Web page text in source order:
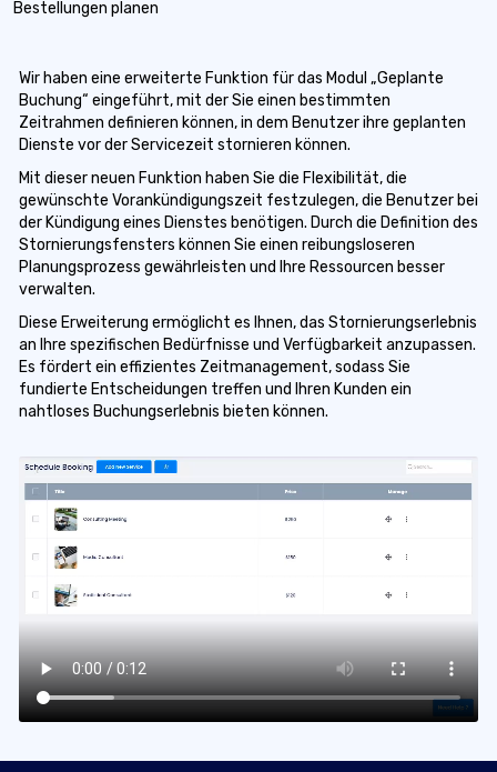
Bestellungen planen
Wir haben eine erweiterte Funktion für das Modul „Geplante
Buchung“ eingeführt, mit der Sie einen bestimmten
Zeitrahmen definieren können, in dem Benutzer ihre geplanten
Dienste vor der Servicezeit stornieren können.
Mit dieser neuen Funktion haben Sie die Flexibilität, die
gewünschte Vorankündigungszeit festzulegen, die Benutzer bei
der Kündigung eines Dienstes benötigen. Durch die Definition des
Stornierungsfensters können Sie einen reibungsloseren
Planungsprozess gewährleisten und Ihre Ressourcen besser
verwalten.
Diese Erweiterung ermöglicht es Ihnen, das Stornierungserlebnis
an Ihre spezifischen Bedürfnisse und Verfügbarkeit anzupassen.
Es fördert ein effizientes Zeitmanagement, sodass Sie
fundierte Entscheidungen treffen und Ihren Kunden ein
nahtloses Buchungserlebnis bieten können.